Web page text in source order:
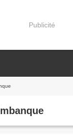
Publicité